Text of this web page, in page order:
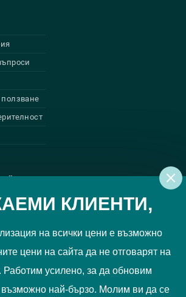
КЛИЕНТИ,
на всички цени е възможно
цени на сайта да не отговарят на
Работим усилено, за да обновим
най-бързо. Молим ви да се
се за нашите атрактивни
Политиката за поверителност
РЕГИСТРИРАЙ МЕ